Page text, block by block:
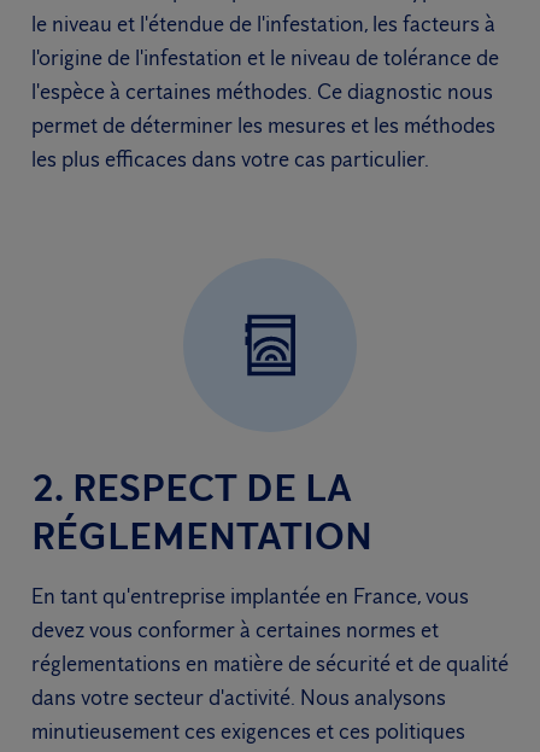
le niveau et l'étendue de l'infestation, les facteurs à
l'origine de l'infestation et le niveau de tolérance de
l'espèce à certaines méthodes. Ce diagnostic nous
permet de déterminer les mesures et les méthodes
les plus efficaces dans votre cas particulier.
2. RESPECT DE LA
RÉGLEMENTATION
En tant qu'entreprise implantée en France, vous
devez vous conformer à certaines normes et
réglementations en matière de sécurité et de qualité
dans votre secteur d'activité. Nous analysons
minutieusement ces exigences et ces politiques